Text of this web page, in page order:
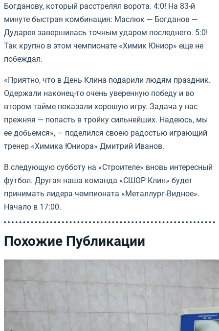
Богданову, который расстрелял ворота. 4:0! На 83-й
минуте быстрая комбинация: Маслюк — Богданов —
Дударев завершилась точным ударом последнего. 5:0!
Так крупно в этом чемпионате «Химик Юниор» еще не
побеждал.
«Приятно, что в День Клина подарили людям праздник.
Одержали наконец-то очень уверенную победу и во
втором тайме показали хорошую игру. Задача у нас
прежняя — попасть в тройку сильнейших. Надеюсь, мы
ее добьемся», — поделился своею радостью играющий
тренер «Химика Юниора» Дмитрий Иванов.
В следующую субботу на «Строителе» вновь интересный
футбол. Другая наша команда «СШОР Клин» будет
принимать лидера чемпионата «Металлург-Видное».
Начало в 17:00.
Похожие Публикации